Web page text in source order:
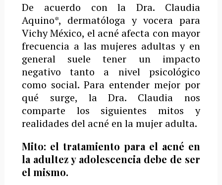
De acuerdo con la Dra. Claudia
Aquino*, dermatóloga y vocera para
Vichy México, el acné afecta con mayor
frecuencia a las mujeres adultas y en
general suele tener un impacto
negativo tanto a nivel psicológico
como social. Para entender mejor por
qué surge, la Dra. Claudia nos
comparte los siguientes mitos y
realidades del acné en la mujer adulta.
Mito: el tratamiento para el acné en
la adultez y adolescencia debe de ser
el mismo.